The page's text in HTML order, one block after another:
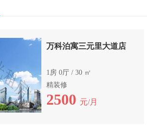
万科泊寓三元里大道店
1房 0厅 / 30 ㎡
精装修
2500 元/月